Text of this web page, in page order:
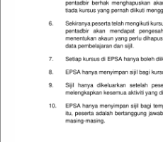
Manual Pengguna
maklumat penting
menggunakan
baharu. Manual ini
tentang fungsi dan
alternatif operasi mod
demi langkah untuk